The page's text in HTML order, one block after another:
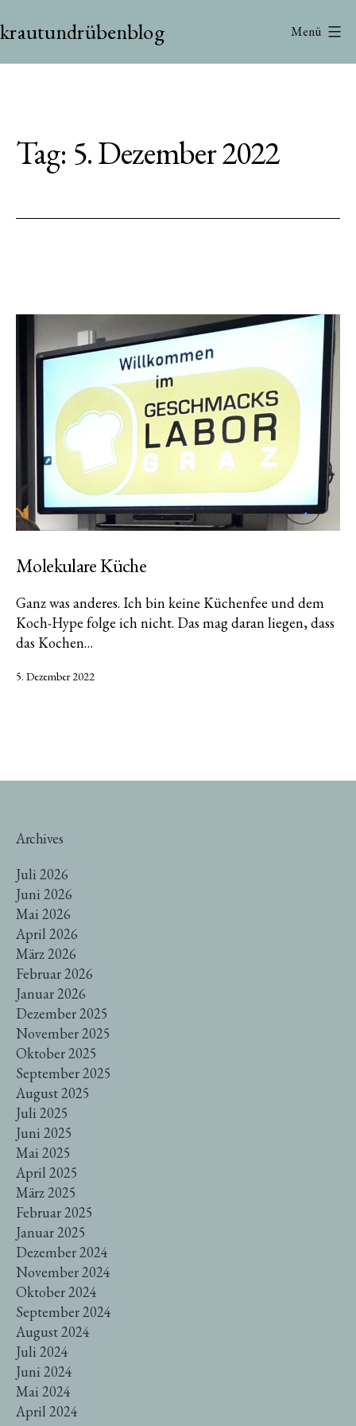
Inhalt
krautundrübenblog Menü
Tag: 5. Dezember 2022
Molekulare Küche
Ganz was anderes. Ich bin keine Küchenfee und dem
Koch-Hype folge ich nicht. Das mag daran liegen, dass
das Kochen…
Veröffentlicht
5. Dezember 2022
Archives
Juli 2026
Juni 2026
Mai 2026
April 2026
März 2026
Februar 2026
Januar 2026
Dezember 2025
November 2025
Oktober 2025
September 2025
August 2025
Juli 2025
Juni 2025
Mai 2025
April 2025
März 2025
Februar 2025
Januar 2025
Dezember 2024
November 2024
Oktober 2024
September 2024
August 2024
Juli 2024
Juni 2024
Mai 2024
April 2024